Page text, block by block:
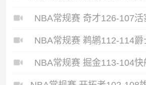
NBA常规赛 奇才126-107
NBA常规赛 鹈鹕112-114
NBA常规赛 掘金113-104